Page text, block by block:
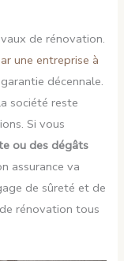
de rénovation.
une entreprise à
décennale.
société reste
Si vous
ou des dégâts
assurance va
de sûreté et de
rénovation tous